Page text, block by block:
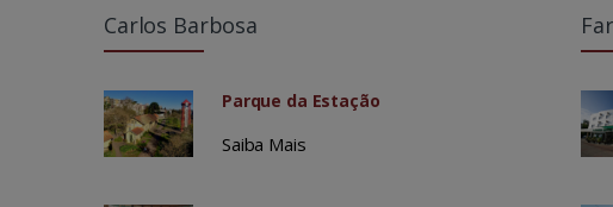
Carlos Barbosa
Parque da Estação
Saiba Mais